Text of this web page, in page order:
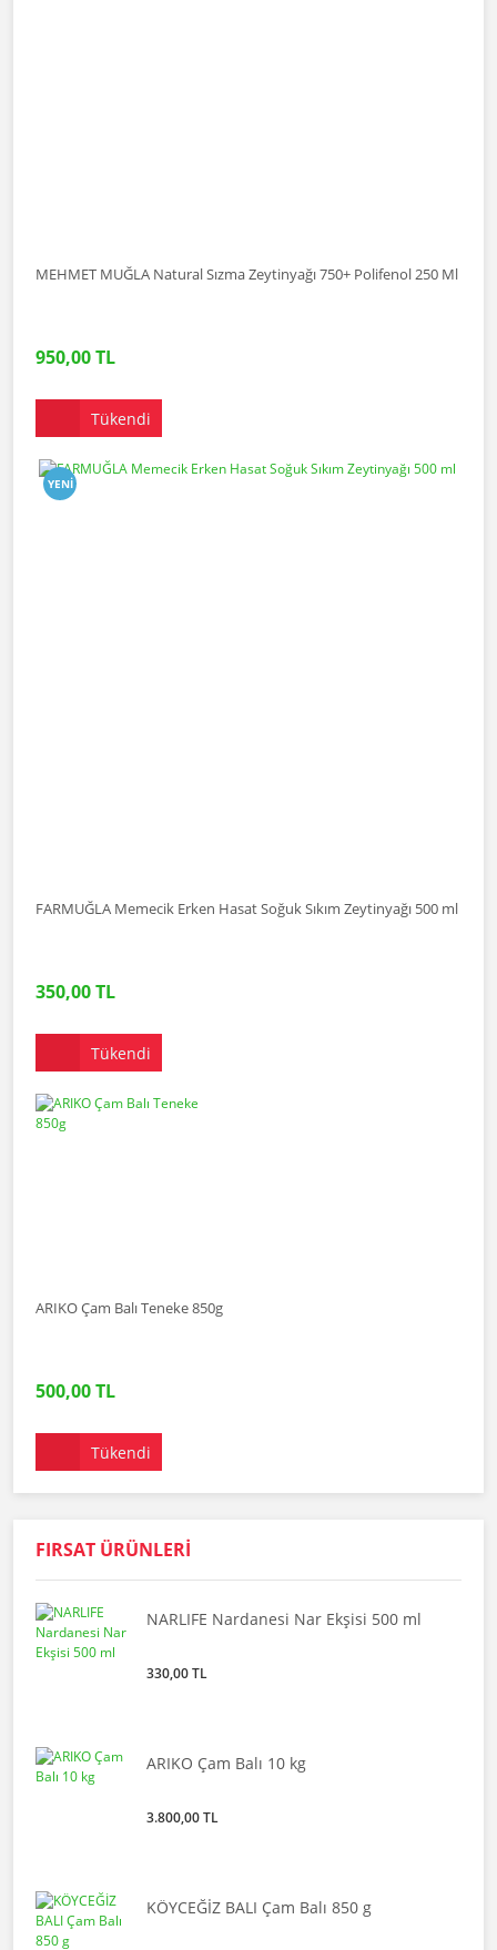
MEHMET MUĞLA Natural Sızma Zeytinyağı 750+ Polifenol 250 Ml
950,00 TL
Tükendi
YENI
FARMUĞLA Memecik Erken Hasat Soğuk Sıkım Zeytinyağı 500 ml
350,00 TL
Tükendi
ARIKO Çam Balı Teneke 850g
500,00 TL
Tükendi
FIRSAT ÜRÜNLERİ
NARLIFE Nardanesi Nar Ekşisi 500 ml
330,00 TL
ARIKO Çam Balı 10 kg
3.800,00 TL
KÖYCEĞİZ BALI Çam Balı 850 g